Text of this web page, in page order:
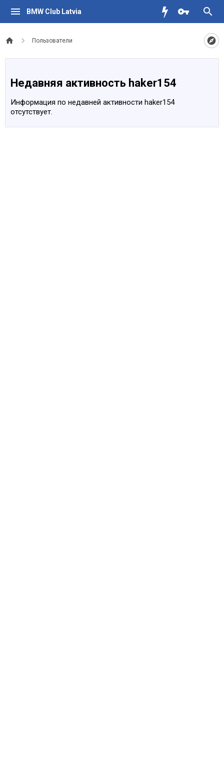
BMW Club Latvia
Пользователи
Недавняя активность haker154
Информация по недавней активности haker154
отсутствует.